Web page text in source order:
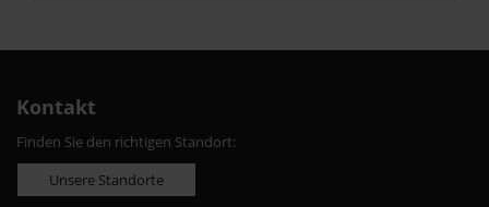
Kontakt
Finden Sie den richtigen Standort:
Unsere Standorte